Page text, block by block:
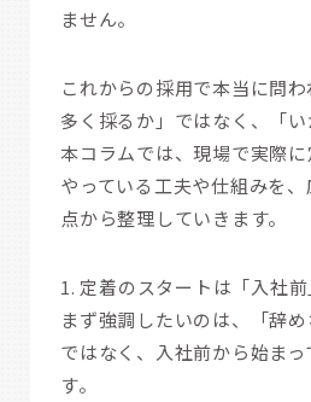
ません。
これからの採用で本当に問
多く採るか」ではなく、「い
本コラムでは、現場で実際
やっている工夫や仕組みを
点から整理していきます。
1. 定着のスタートは「入社
まず強調したいのは、「辞
ではなく、入社前から始ま
す。